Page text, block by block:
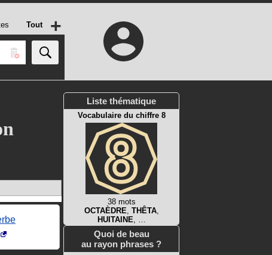
Tout +
Liste thématique
Vocabulaire du chiffre 8
38 mots
OCTAÈDRE, THÊTA,
HUITAINE, …
Quoi de beau
au rayon phrases ?